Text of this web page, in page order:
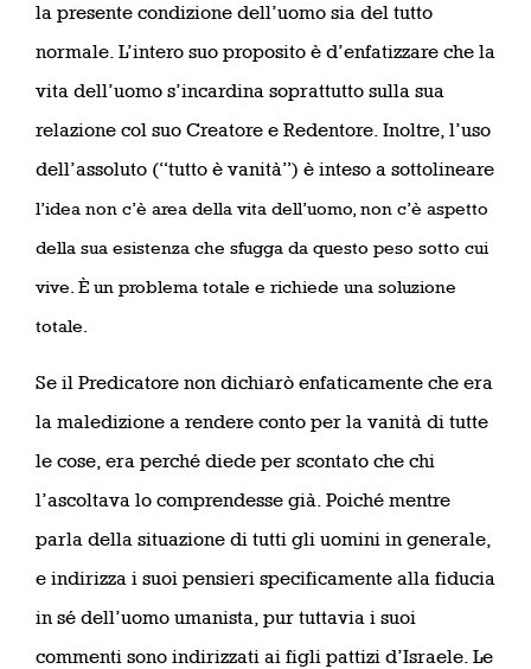
la presente condizione dell’uomo sia del tutto
normale. L’intero suo proposito è d’enfatizzare che la
vita dell’uomo s’incardina soprattutto sulla sua
relazione col suo Creatore e Redentore. Inoltre, l’uso
dell’assoluto (“tutto è vanità”) è inteso a sottolineare
l’idea non c’è area della vita dell’uomo, non c’è aspetto
della sua esistenza che sfugga da questo peso sotto cui
vive. È un problema totale e richiede una soluzione
totale.
Se il Predicatore non dichiarò enfaticamente che era
la maledizione a rendere conto per la vanità di tutte
le cose, era perché diede per scontato che chi
l’ascoltava lo comprendesse già. Poiché mentre
parla della situazione di tutti gli uomini in generale,
e indirizza i suoi pensieri specificamente alla fiducia
in sé dell’uomo umanista, pur tuttavia i suoi
commenti sono indirizzati ai figli pattizi d’Israele. Le